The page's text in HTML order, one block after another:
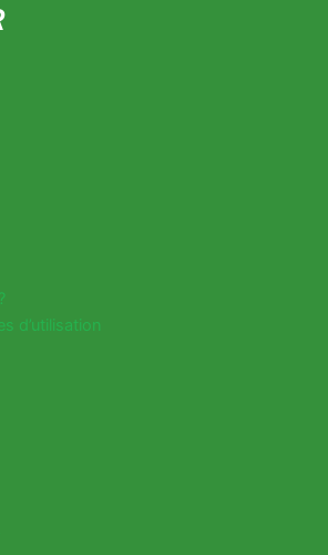
d’utilisation